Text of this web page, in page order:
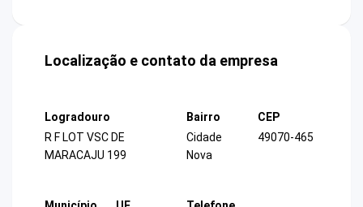
Localização e contato da empresa
Logradouro
R F LOT VSC DE
MARACAJU 199
Bairro
Cidade
Nova
CEP
49070-465